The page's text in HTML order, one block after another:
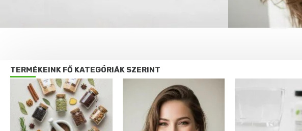
TERMÉKEINK FŐ KATEGÓRIÁK SZERINT